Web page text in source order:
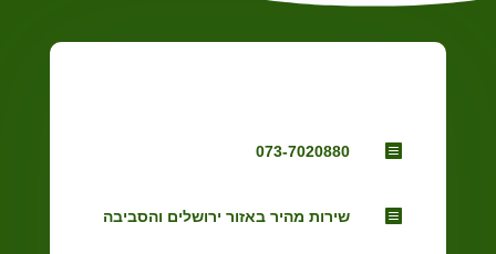

073-7020880
 שירות מהיר באזור ירושלים והסביבה